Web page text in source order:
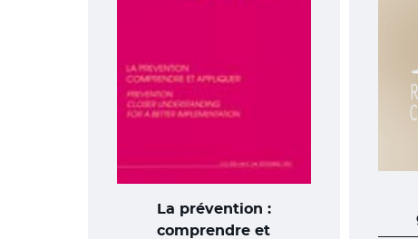
La prévention :
comprendre et